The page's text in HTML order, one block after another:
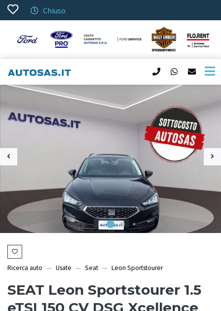
Chiuso
Ricerca auto Usate Seat Leon Sportstourer
SEAT Leon Sportstourer 1.5
eTSI 150 CV DSG Xcellence